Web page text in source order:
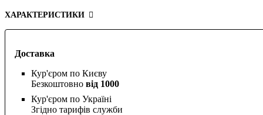
Доставка
Кур'єром по Києву
Безкоштовно від 1000
Кур'єром по Україні
Згідно тарифів служби
ХАРАКТЕРИСТИКИ